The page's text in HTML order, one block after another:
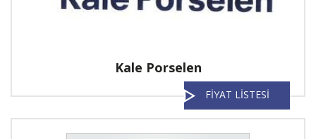
Kale Porselen
FİYAT LİSTESİ